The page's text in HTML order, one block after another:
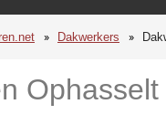
Dakwerkers
Ophasselt